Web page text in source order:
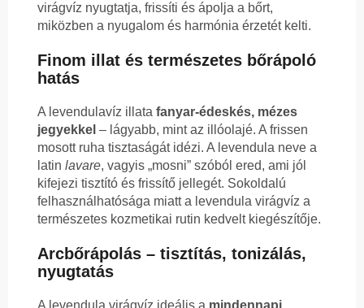
virágvíz nyugtatja, frissíti és ápolja a bőrt,
miközben a nyugalom és harmónia érzetét kelti.
Finom illat és természetes bőrápoló
hatás
A levendulavíz illata fanyar-édeskés, mézes
jegyekkel – lágyabb, mint az illóolajé. A frissen
mosott ruha tisztaságát idézi. A levendula neve a
latin lavare, vagyis „mosni” szóból ered, ami jól
kifejezi tisztító és frissítő jellegét. Sokoldalú
felhasználhatósága miatt a levendula virágvíz a
természetes kozmetikai rutin kedvelt kiegészítője.
Arcbőrápolás – tisztítás, tonizálás,
nyugtatás
A levendula virágvíz ideális a mindennapi